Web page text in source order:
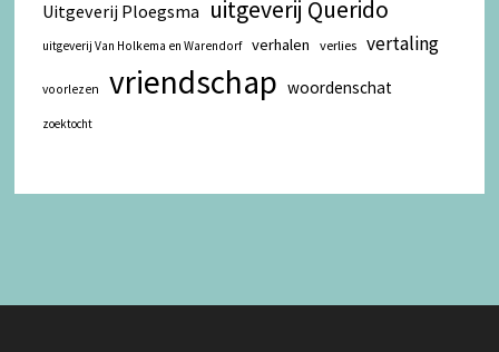
Uitgeverij Ploegsma uitgeverij Querido
uitgeverij Van Holkema en Warendorf verhalen verlies vertaling
voorlezen vriendschap woordenschat
zoektocht